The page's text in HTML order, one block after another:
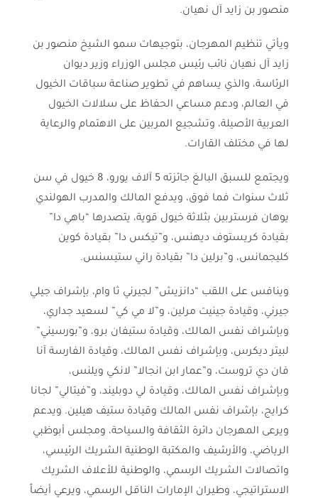
منصور بن زايد آل نهيان.
ويأتي تنظيم المهرجان، بتوجيهات سمو الشيخ منصور بن
زايد آل نهيان نائب رئيس مجلس الوزراء وزير ديوان
الرئاسة، والذي يساهم في تطوير صناعة سباقات الخيول
في العالم، ودعم مساعي الحفاظ على سلالات الخيول
العربية الأصيلة، وتشجيع المربين على الاهتمام والرعاية
لها في مختلف القارات.
ويجتمع للسبق البالغ جائزته 5 آلاف يورو، 8 خيول في سن
ثلاث سنوات فما فوق، ويدفع المالك والمدرب الهولندي
يوهان فرستربين بثلاثة خيول قوية، يتصدرها “باهي دا”
بقيادة كريستوف ديهنس، و”تيكس دا” بقيادة كوين
كليجمانس، و”برلين دا” بقيادة راني ستيسنس.
وينافس على اللقب “دانزيش” لجيرني ثا وام، بإشراف جيلي
جيرني، وقيادة جينيت مرلين، و”لا مي كي” لسعيد جداري،
وبإشراف نفس المالك، وقيادة ستيفان برو، و”بورسيني”
لبيتر ديكرس، وبإشراف نفس المالك، وقيادة الفارسة آنا
فان دي تروست، و”عمار ابن انجالا” لانكي ويلنس،
وبإشراف نفس المالك، وقيادة لي دوبليند، و”فيتالي” لجانا
كرايج، بإشراف نفس المالك وقيادة ستيف هيلين. ويدعم
ويرعى المهرجان دائرة الثقافة والسياحة، ومجلس أبوظبي
الرياضي، والأرشيف والمكتبة الوطنية الشريك الرئيسي،
واتصالات الشريك الرسمي، والوطنية للأعلاف الشريك
الاستراتيجي، وطيران الإمارات الناقل الرسمي، ويرعي أيضاً